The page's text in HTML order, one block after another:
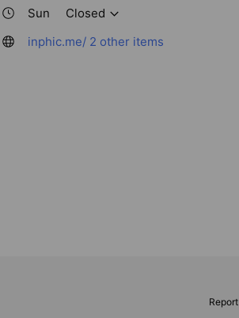
Sun
Closed
inphic.me/ 2 other items
Report